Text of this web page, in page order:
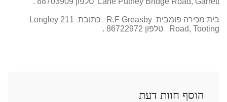
בית מכירה פומבית Greasby
R.F כתובת 211
Longley
Road, Tooting
טלפון 86722972 .
הוסף חוות דעת